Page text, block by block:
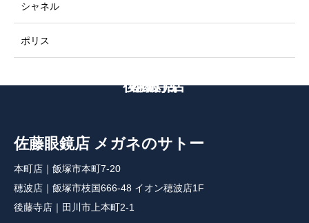
シャネル
ポリス
本町店
穂波店
後藤寺店
佐藤眼鏡店 メガネのサトー
本町店｜飯塚市本町7-20
穂波店｜飯塚市枝国666-48 イオン穂波店1F
後藤寺店｜田川市上本町2-1